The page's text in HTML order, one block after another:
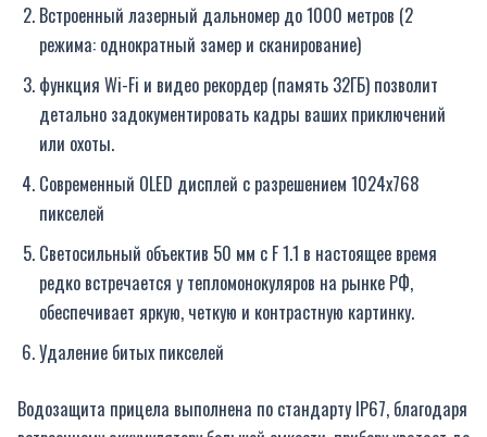
Встроенный лазерный дальномер до 1000 метров (2
режима: однократный замер и сканирование)
функция Wi-Fi и видео рекордер (память 32ГБ) позволит
детально задокументировать кадры ваших приключений
или охоты.
Современный OLED дисплей с разрешением 1024х768
пикселей
Светосильный объектив 50 мм с F 1.1 в настоящее время
редко встречается у тепломонокуляров на рынке РФ,
обеспечивает яркую, четкую и контрастную картинку.
Удаление битых пикселей
Водозащита прицела выполнена по стандарту IP67, благодаря